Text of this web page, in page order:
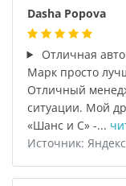
Dasha Popova
Отличная
Марк просто
Отличный
ситуации. Мой
«Шанс и С» -...
Источник: Яндекс